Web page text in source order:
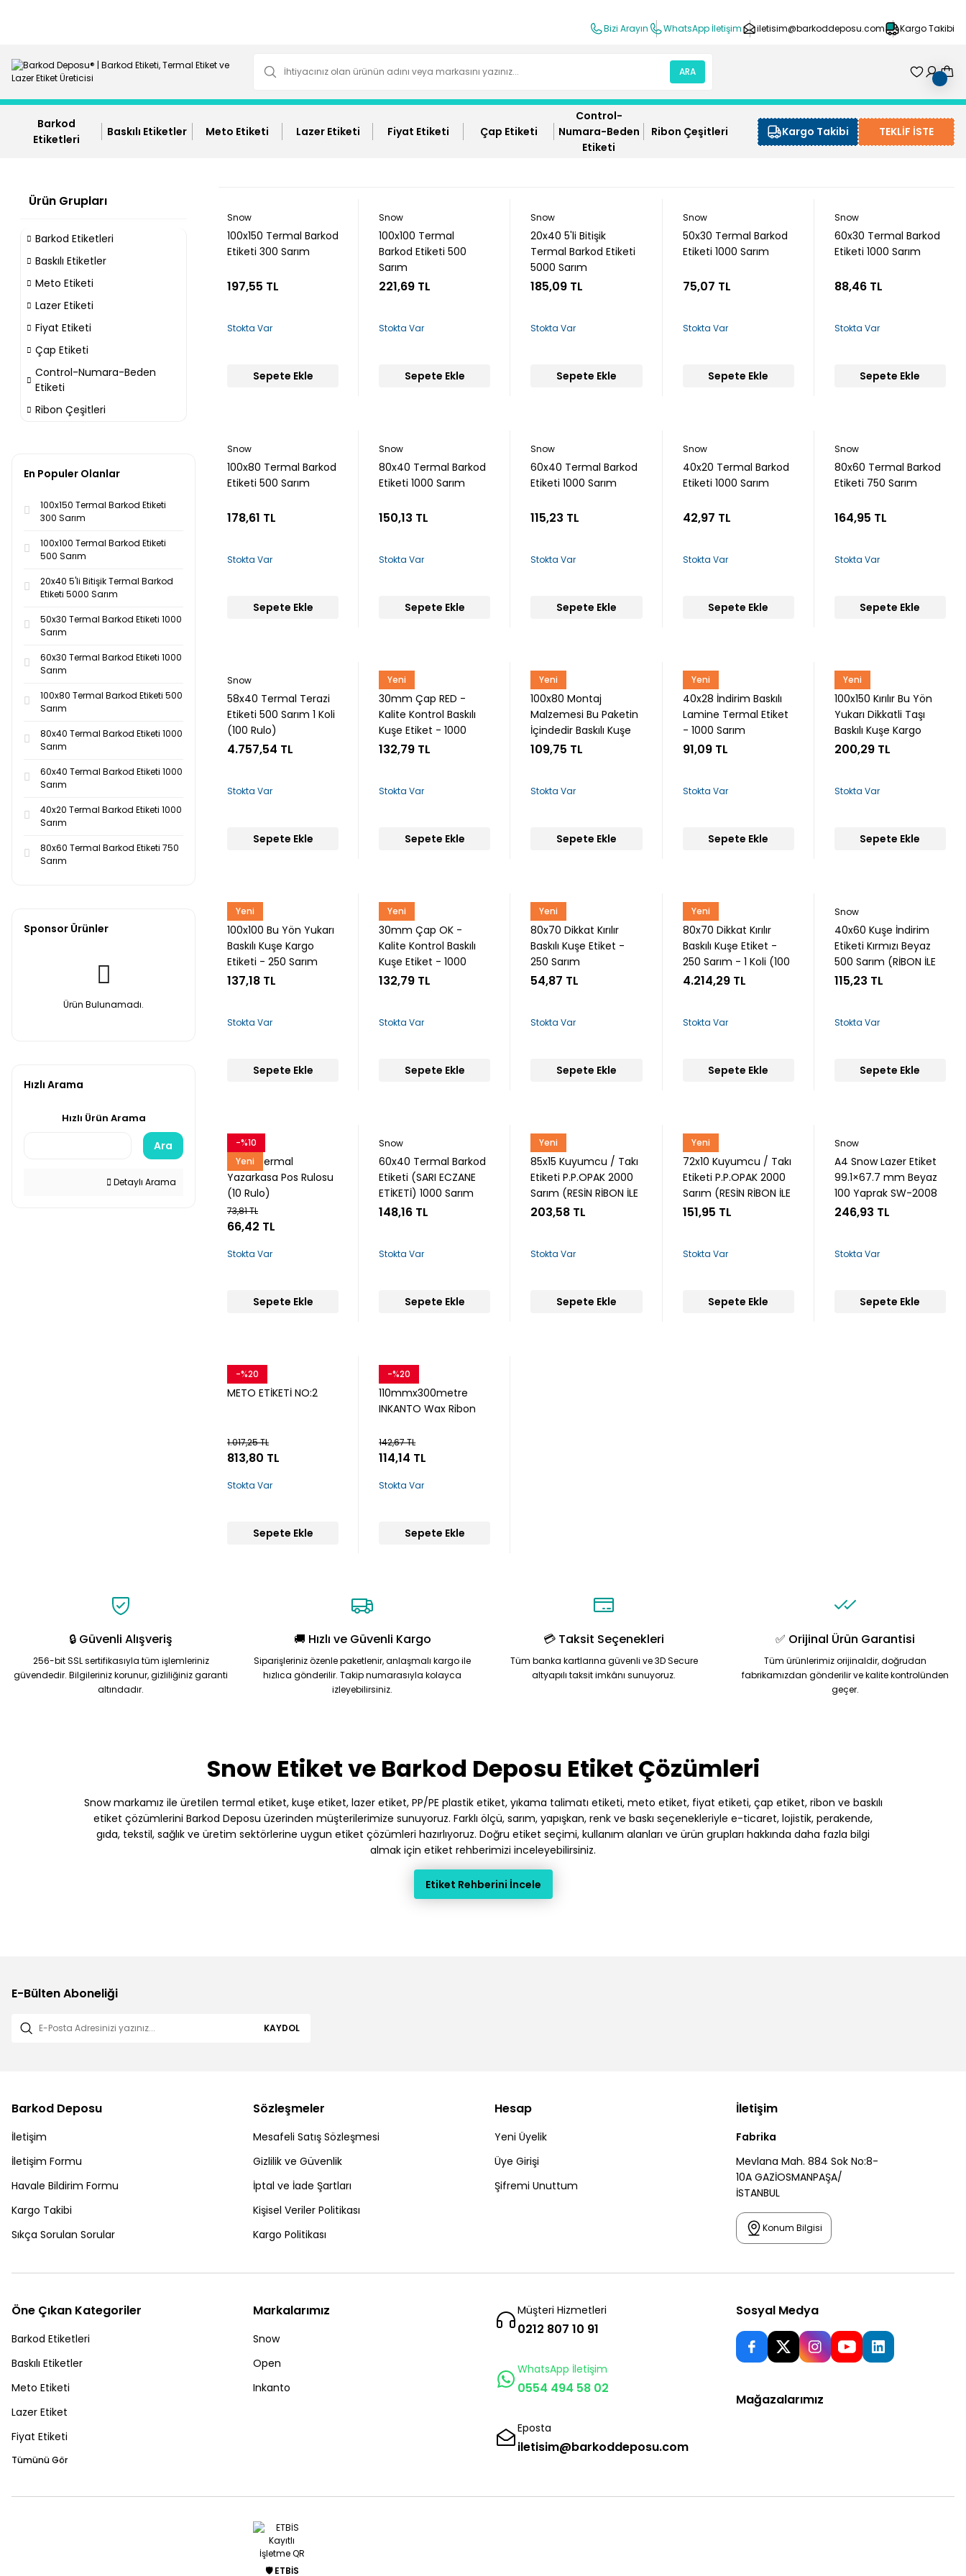
Bizi Arayın WhatsApp İletişim iletisim@barkoddeposu.com Kargo Takibi
ARA
Barkod
Etiketleri
Baskılı Etiketler Meto Etiketi Lazer Etiketi Fiyat Etiketi Çap Etiketi
Control-
Numara-Beden
Etiketi
Ribon Çeşitleri Kargo Takibi TEKLİF İSTE
Ürün Grupları
Barkod Etiketleri
Baskılı Etiketler
Meto Etiketi
Lazer Etiketi
Fiyat Etiketi
Çap Etiketi
Control-Numara-Beden
Etiketi
Ribon Çeşitleri
En Populer Olanlar
100x150 Termal Barkod Etiketi
300 Sarım
100x100 Termal Barkod Etiketi
500 Sarım
20x40 5'li Bitişik Termal Barkod
Etiketi 5000 Sarım
50x30 Termal Barkod Etiketi 1000
Sarım
60x30 Termal Barkod Etiketi 1000
Sarım
100x80 Termal Barkod Etiketi 500
Sarım
80x40 Termal Barkod Etiketi 1000
Sarım
60x40 Termal Barkod Etiketi 1000
Sarım
40x20 Termal Barkod Etiketi 1000
Sarım
80x60 Termal Barkod Etiketi 750
Sarım
Sponsor Ürünler
Ürün Bulunamadı.
Hızlı Arama
Hızlı Ürün Arama
Ara
Detaylı Arama
Snow
100x150 Termal Barkod
Etiketi 300 Sarım
197,55 TL
Stokta Var
Sepete Ekle
Snow
100x100 Termal
Barkod Etiketi 500
Sarım
221,69 TL
Stokta Var
Sepete Ekle
Snow
20x40 5'li Bitişik
Termal Barkod Etiketi
5000 Sarım
185,09 TL
Stokta Var
Sepete Ekle
Snow
50x30 Termal Barkod
Etiketi 1000 Sarım
75,07 TL
Stokta Var
Sepete Ekle
Snow
60x30 Termal Barkod
Etiketi 1000 Sarım
88,46 TL
Stokta Var
Sepete Ekle
Snow
100x80 Termal Barkod
Etiketi 500 Sarım
178,61 TL
Stokta Var
Sepete Ekle
Snow
80x40 Termal Barkod
Etiketi 1000 Sarım
150,13 TL
Stokta Var
Sepete Ekle
Snow
60x40 Termal Barkod
Etiketi 1000 Sarım
115,23 TL
Stokta Var
Sepete Ekle
Snow
40x20 Termal Barkod
Etiketi 1000 Sarım
42,97 TL
Stokta Var
Sepete Ekle
Snow
80x60 Termal Barkod
Etiketi 750 Sarım
164,95 TL
Stokta Var
Sepete Ekle
Snow
58x40 Termal Terazi
Etiketi 500 Sarım 1 Koli
(100 Rulo)
4.757,54 TL
Stokta Var
Sepete Ekle
Yeni
Snow
30mm Çap RED -
Kalite Kontrol Baskılı
Kuşe Etiket - 1000
Sarım
132,79 TL
Stokta Var
Sepete Ekle
Yeni
Snow
100x80 Montaj
Malzemesi Bu Paketin
İçindedir Baskılı Kuşe
Etiket - 250 Sarım
109,75 TL
Stokta Var
Sepete Ekle
Yeni
Snow
40x28 İndirim Baskılı
Lamine Termal Etiket
- 1000 Sarım
91,09 TL
Stokta Var
Sepete Ekle
Yeni
Snow
100x150 Kırılır Bu Yön
Yukarı Dikkatli Taşı
Baskılı Kuşe Kargo
Etiketi - 250 Sarım
200,29 TL
Stokta Var
Sepete Ekle
Yeni
Snow
100x100 Bu Yön Yukarı
Baskılı Kuşe Kargo
Etiketi - 250 Sarım
137,18 TL
Stokta Var
Sepete Ekle
Yeni
Snow
30mm Çap OK -
Kalite Kontrol Baskılı
Kuşe Etiket - 1000
Sarım
132,79 TL
Stokta Var
Sepete Ekle
Yeni
Snow
80x70 Dikkat Kırılır
Baskılı Kuşe Etiket -
250 Sarım
54,87 TL
Stokta Var
Sepete Ekle
Yeni
Snow
80x70 Dikkat Kırılır
Baskılı Kuşe Etiket -
250 Sarım - 1 Koli (100
Rulo)
4.214,29 TL
Stokta Var
Sepete Ekle
Snow
40x60 Kuşe İndirim
Etiketi Kırmızı Beyaz
500 Sarım (RİBON İLE
BASKI)
115,23 TL
Stokta Var
Sepete Ekle
-%10
Yeni
Snow
56x14 Termal
Yazarkasa Pos Rulosu
(10 Rulo)
73,81 TL
66,42 TL
Stokta Var
Sepete Ekle
Snow
60x40 Termal Barkod
Etiketi (SARI ECZANE
ETİKETİ) 1000 Sarım
148,16 TL
Stokta Var
Sepete Ekle
Yeni
Snow
85x15 Kuyumcu / Takı
Etiketi P.P.OPAK 2000
Sarım (RESİN RİBON İLE
BASKI)
203,58 TL
Stokta Var
Sepete Ekle
Yeni
Snow
72x10 Kuyumcu / Takı
Etiketi P.P.OPAK 2000
Sarım (RESİN RİBON İLE
BASKI)
151,95 TL
Stokta Var
Sepete Ekle
Snow
A4 Snow Lazer Etiket
99.1×67.7 mm Beyaz
100 Yaprak SW-2008
246,93 TL
Stokta Var
Sepete Ekle
-%20
Snow
METO ETİKETİ NO:2
1.017,25 TL
813,80 TL
Stokta Var
Sepete Ekle
-%20
110mmx300metre
INKANTO Wax Ribon
142,67 TL
114,14 TL
Stokta Var
Sepete Ekle
🔒 Güvenli Alışveriş
256-bit SSL sertifikasıyla tüm işlemleriniz
güvendedir. Bilgileriniz korunur, gizliliğiniz garanti
altındadır.
🚚 Hızlı ve Güvenli Kargo
Siparişleriniz özenle paketlenir, anlaşmalı kargo ile
hızlıca gönderilir. Takip numarasıyla kolayca
izleyebilirsiniz.
💳 Taksit Seçenekleri
Tüm banka kartlarına güvenli ve 3D Secure
altyapılı taksit imkânı sunuyoruz.
✅ Orijinal Ürün Garantisi
Tüm ürünlerimiz orijinaldir, doğrudan
fabrikamızdan gönderilir ve kalite kontrolünden
geçer.
Snow Etiket ve Barkod Deposu Etiket Çözümleri
Snow markamız ile üretilen termal etiket, kuşe etiket, lazer etiket, PP/PE plastik etiket, yıkama talimatı etiketi, meto etiket, fiyat etiketi, çap etiket, ribon ve baskılı
etiket çözümlerini Barkod Deposu üzerinden müşterilerimize sunuyoruz. Farklı ölçü, sarım, yapışkan, renk ve baskı seçenekleriyle e-ticaret, lojistik, perakende,
gıda, tekstil, sağlık ve üretim sektörlerine uygun etiket çözümleri hazırlıyoruz. Doğru etiket seçimi, kullanım alanları ve ürün grupları hakkında daha fazla bilgi
almak için etiket rehberimizi inceleyebilirsiniz.
Etiket Rehberini İncele
E-Bülten Aboneliği
KAYDOL
Barkod Deposu
İletişim
İletişim Formu
Havale Bildirim Formu
Kargo Takibi
Sıkça Sorulan Sorular
Sözleşmeler
Mesafeli Satış Sözleşmesi
Gizlilik ve Güvenlik
İptal ve İade Şartları
Kişisel Veriler Politikası
Kargo Politikası
Hesap
Yeni Üyelik
Üye Girişi
Şifremi Unuttum
İletişim
Fabrika
Mevlana Mah. 884 Sok No:8-
10A GAZİOSMANPAŞA/
İSTANBUL
Konum Bilgisi
Öne Çıkan Kategoriler
Barkod Etiketleri
Baskılı Etiketler
Meto Etiketi
Lazer Etiket
Fiyat Etiketi
Tümünü Gör
Markalarımız
Snow
Open
Inkanto
Müşteri Hizmetleri
0212 807 10 91
WhatsApp İletişim
0554 494 58 02
Eposta
iletisim@barkoddeposu.com
Sosyal Medya
Mağazalarımız
🛡️ ETBİS